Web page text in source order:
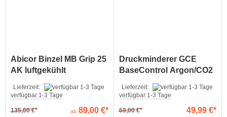
Abicor Binzel MB Grip 25
AK luftgekühlt
Lieferzeit:
verfügbar 1-3 Tage
135,00 € ab 89,00 €
Druckminderer GCE
BaseControl Argon/CO2
Lieferzeit:
verfügbar 1-3 Tage
69,00 € 49,99 €